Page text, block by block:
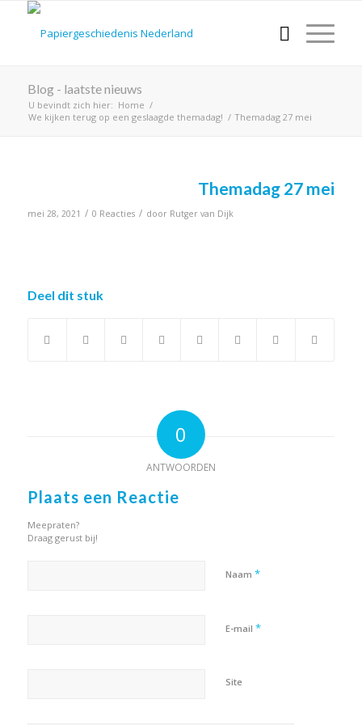
Blog - laatste nieuws
U bevindt zich hier: Home /
We kijken terug op een geslaagde themadag! / Themadag 27 mei
Themadag 27 mei
mei 28, 2021 / 0 Reacties / door Rutger van Dijk
Deel dit stuk
0
ANTWOORDEN
Plaats een Reactie
Meepraten?
Draag gerust bij!
Naam *
E-mail *
Site